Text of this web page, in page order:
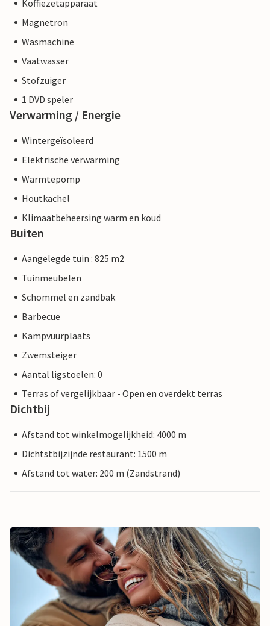
Koffiezetapparaat
Magnetron
Wasmachine
Vaatwasser
Stofzuiger
1 DVD speler
Verwarming / Energie
Wintergeïsoleerd
Elektrische verwarming
Warmtepomp
Houtkachel
Klimaatbeheersing warm en koud
Buiten
Aangelegde tuin : 825 m2
Tuinmeubelen
Schommel en zandbak
Barbecue
Kampvuurplaats
Zwemsteiger
Aantal ligstoelen: 0
Terras of vergelijkbaar - Open en overdekt terras
Dichtbij
Afstand tot winkelmogelijkheid: 4000 m
Dichtstbijzijnde restaurant: 1500 m
Afstand tot water: 200 m (Zandstrand)